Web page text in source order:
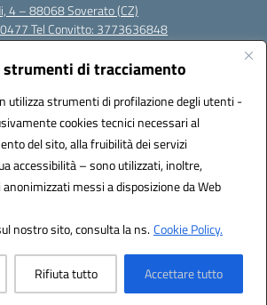
di tracciamento
utilizza strumenti di profilazione degli utenti -
cookies tecnici necessari al
del sito, alla fruibilità dei servizi
accessibilità – sono utilizzati, inoltre,
messi a disposizione da Web
nostro sito, consulta la ns.Cookie Policy.
Rifiuta tutto Accettare tutto
4 – 88068 Soverato (CZ)
Tel Convitto: 3773636848
(PEC):czrh04000q@pec.istruzione.it
CZRH04000Q
Amministrazioni (IPA): istsc_czrh04000q
(CUF): UF9M13
& Powered by 3D Solution S.r.l.
& Design by Designers Italia